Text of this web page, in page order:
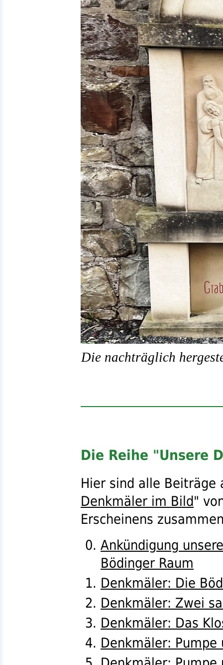
Die nachträglich
Die Reihe "Unsere
Hier sind alle Beiträge
Denkmäler im Bild"
Erscheinens
Ankündigung
Bödinger Raum
Denkmäler: Die
Denkmäler: Zwei
Denkmäler: Das
Denkmäler: Pumpe